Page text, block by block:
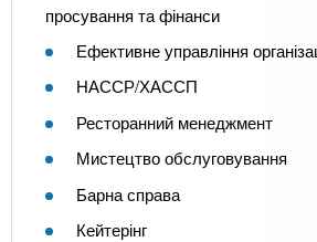
просування та фінанси
Ефективне управління
НАССР/ХАССП
Ресторанний менеджмент
Мистецтво обслуговування
Барна справа
Кейтерінг